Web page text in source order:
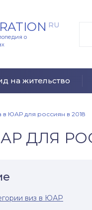
RU
о
на жительство
в ЮАР для россиян в 2018
ДЛЯ
виз в ЮАР